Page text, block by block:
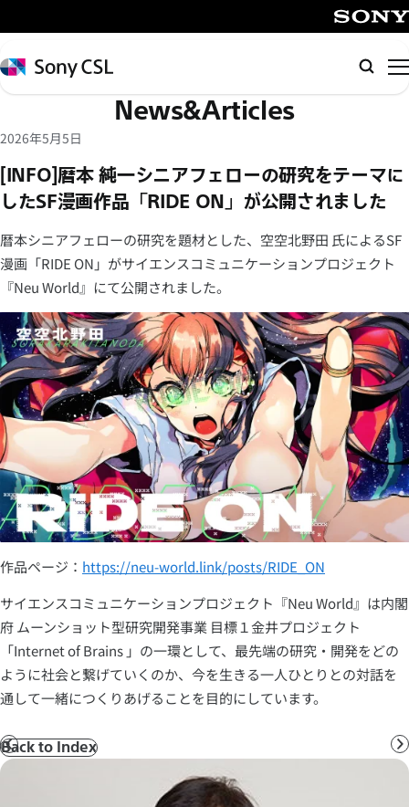
イ
ン
コ
テ
へ
キ
ッ
プ
Sony
CSL
検
索
News&Articles
2026年5月5日
[INFO]暦本 純一シニアフェローの研究をテーマに
したSF漫画作品「RIDE ON」が公開されました
暦本シニアフェローの研究を題材とした、空空北野田 氏によるSF
漫画「RIDE ON」がサイエンスコミュニケーションプロジェクト
『Neu World』にて公開されました。
作品ページ： https://neu-world.link/posts/RIDE_ON
サイエンスコミュニケーションプロジェクト『Neu World』は内閣
府 ムーンショット型研究開発事業 ⽬標１⾦井プロジェクト
「Internet of Brains 」の一環として、最先端の研究・開発をどの
ように社会と繋げていくのか、今を生きる一人ひとりとの対話を
通して⼀緒につくりあげることを目的にしています。
前
へ
Back to Index